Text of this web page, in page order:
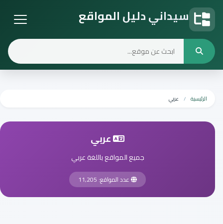
سيداني دليل المواقع
الرئيسية عربي
عربي
جميع المواقع باللغة عربي
عدد المواقع: 11,205